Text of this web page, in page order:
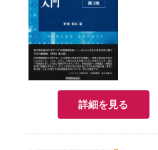
詳細を見る